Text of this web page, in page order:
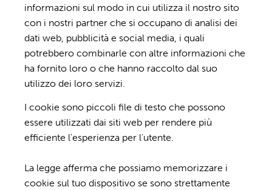
informazioni sul modo in cui utilizza il nostro sito
con i nostri partner che si occupano di analisi dei
dati web, pubblicità e social media, i quali
potrebbero combinarle con altre informazioni che
ha fornito loro o che hanno raccolto dal suo
utilizzo dei loro servizi.
I cookie sono piccoli file di testo che possono
essere utilizzati dai siti web per rendere più
efficiente l'esperienza per l'utente.
La legge afferma che possiamo memorizzare i
cookie sul tuo dispositivo se sono strettamente